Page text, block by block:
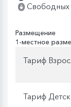
Свободных
Размещение
1-местное
Тариф
Тариф